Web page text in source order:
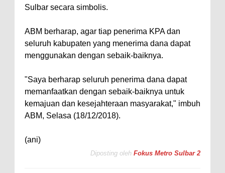
Sulbar secara simbolis.
ABM berharap, agar tiap penerima KPA dan
seluruh kabupaten yang menerima dana dapat
menggunakan dengan sebaik-baiknya.
"Saya berharap seluruh penerima dana dapat
memanfaatkan dengan sebaik-baiknya untuk
kemajuan dan kesejahteraan masyarakat," imbuh
ABM, Selasa (18/12/2018).
(ani)
Diposting oleh Fokus Metro Sulbar 2